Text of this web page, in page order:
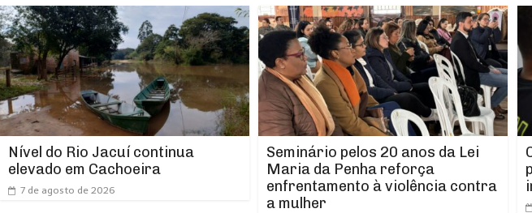
Nível do Rio Jacuí continua
elevado em Cachoeira
7 de agosto de 2026
Seminário pelos 20 anos da Lei
Maria da Penha reforça
enfrentamento à violência contra
a mulher